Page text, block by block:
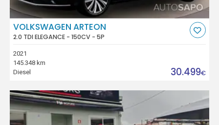
VOLKSWAGEN ARTEON
2.0 TDI ELEGANCE - 150CV - 5P
2021
145.348 km
Diesel
30.499€